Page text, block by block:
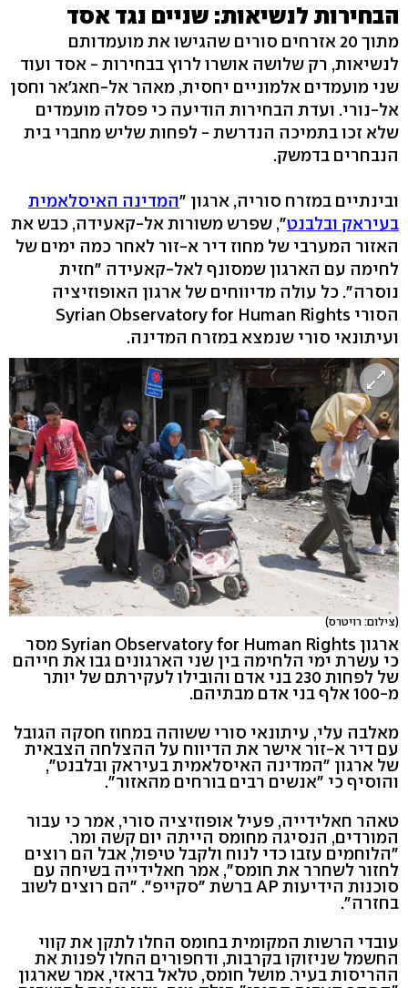
הבחירות לנשיאות: שניים נגד אסד
מתוך 20 אזרחים סורים שהגישו את מועמדותם
לנשיאות, רק שלושה אושרו לרוץ בבחירות - אסד ועוד
שני מועמדים אלמוניים יחסית, מאהר אל-חאג'אר וחסן
אל-נורי. ועדת הבחירות הודיעה כי פסלה מועמדים
שלא זכו בתמיכה הנדרשת - לפחות שליש מחברי בית
הנבחרים בדמשק.
ובינתיים במזרח סוריה, ארגון "המדינה האיסלאמית
בעיראק ובלבנט", שפרש משורות אל-קאעידה, כבש את
האזור המערבי של מחוז דיר א-זור לאחר כמה ימים של
לחימה עם הארגון שמסונף לאל-קאעידה "חזית
נוסרה". כל עולה מדיווחים של ארגון האופוזיציה
הסורי Syrian Observatory for Human Rights
ועיתונאי סורי שנמצא במזרח המדינה.
(צילום: רויטרס)
ארגון Syrian Observatory for Human Rights מסר
כי עשרת ימי הלחימה בין שני הארגונים גבו את חייהם
של לפחות 230 בני אדם והובילו לעקירתם של יותר
מ-100 אלף בני אדם מבתיהם.
מאלבה עלי, עיתונאי סורי ששוהה במחוז חסקה הגובל
עם דיר א-זור אישר את הדיווח על ההצלחה הצבאית
של ארגון "המדינה האיסלאמית בעיראק ובלבנט",
והוסיף כי "אנשים רבים בורחים מהאזור".
טאהר חאלידייה, פעיל אופוזיציה סורי, אמר כי עבור
המורדים, הנסיגה מחומס הייתה יום קשה ומר.
"הלוחמים עזבו כדי לנוח ולקבל טיפול, אבל הם רוצים
לחזור לשחרר את חומס", אמר חאלידייה בשיחה עם
סוכנות הידיעות AP ברשת "סקייפ". "הם רוצים לשוב
בחזרה".
עובדי הרשות המקומית בחומס החלו לתקן את קווי
החשמל שניזוקו בקרבות, ודחפורים החלו לפנות את
ההריסות בעיר. מושל חומס, טלאל בראזי, אמר שארגון